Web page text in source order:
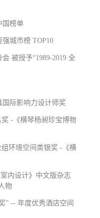
国榜单
城市榜 TOP10
被授予“1989-2019 全
国际影响力设计师奖
奖 -《横琴杨昶珍宝博物
组环境空间类银奖 -《横
室内设计》中文版杂志
物
” -- 年度优秀酒店空间